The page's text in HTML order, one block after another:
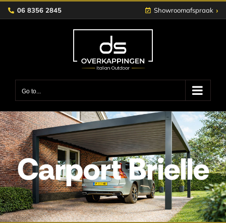
Skip
to
06 8356 2845 Showroomafspraak ›
Go to...
Carport Brielle